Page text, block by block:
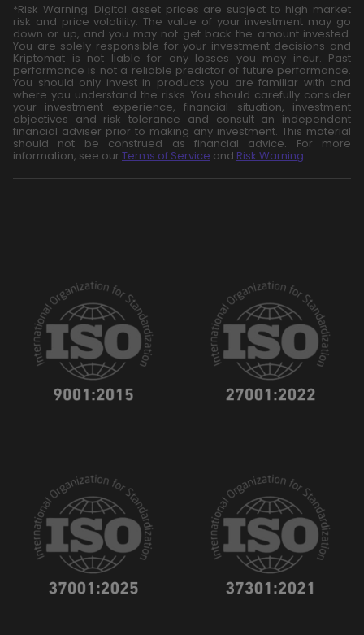
*Risk Warning: Digital asset prices are subject to high market
risk and price volatility. The value of your investment may go
down or up, and you may not get back the amount invested.
You are solely responsible for your investment decisions and
Kriptomat is not liable for any losses you may incur. Past
performance is not a reliable predictor of future performance.
You should only invest in products you are familiar with and
where you understand the risks. You should carefully consider
your investment experience, financial situation, investment
objectives and risk tolerance and consult an independent
financial adviser prior to making any investment. This material
should not be construed as financial advice. For more
information, see our Terms of Service and Risk Warning.